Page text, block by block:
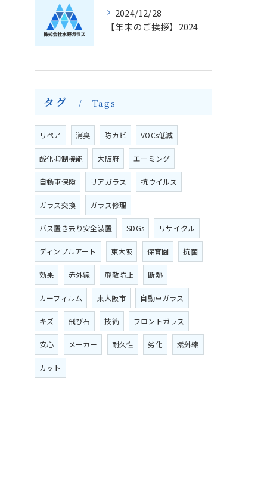
2024/12/28
【年末のご挨拶】2024
タグ Tags
リペア 消臭 防カビ VOCs低減
酸化抑制機能 大阪府 エーミング
自動車保険 リアガラス 抗ウイルス
ガラス交換 ガラス修理
バス置き去り安全装置 SDGs リサイクル
ディンプルアート 東大阪 保育園 抗菌
効果 赤外線 飛散防止 断熱
カーフィルム 東大阪市 自動車ガラス
キズ 飛び石 技術 フロントガラス
安心 メーカー 耐久性 劣化 紫外線
カット